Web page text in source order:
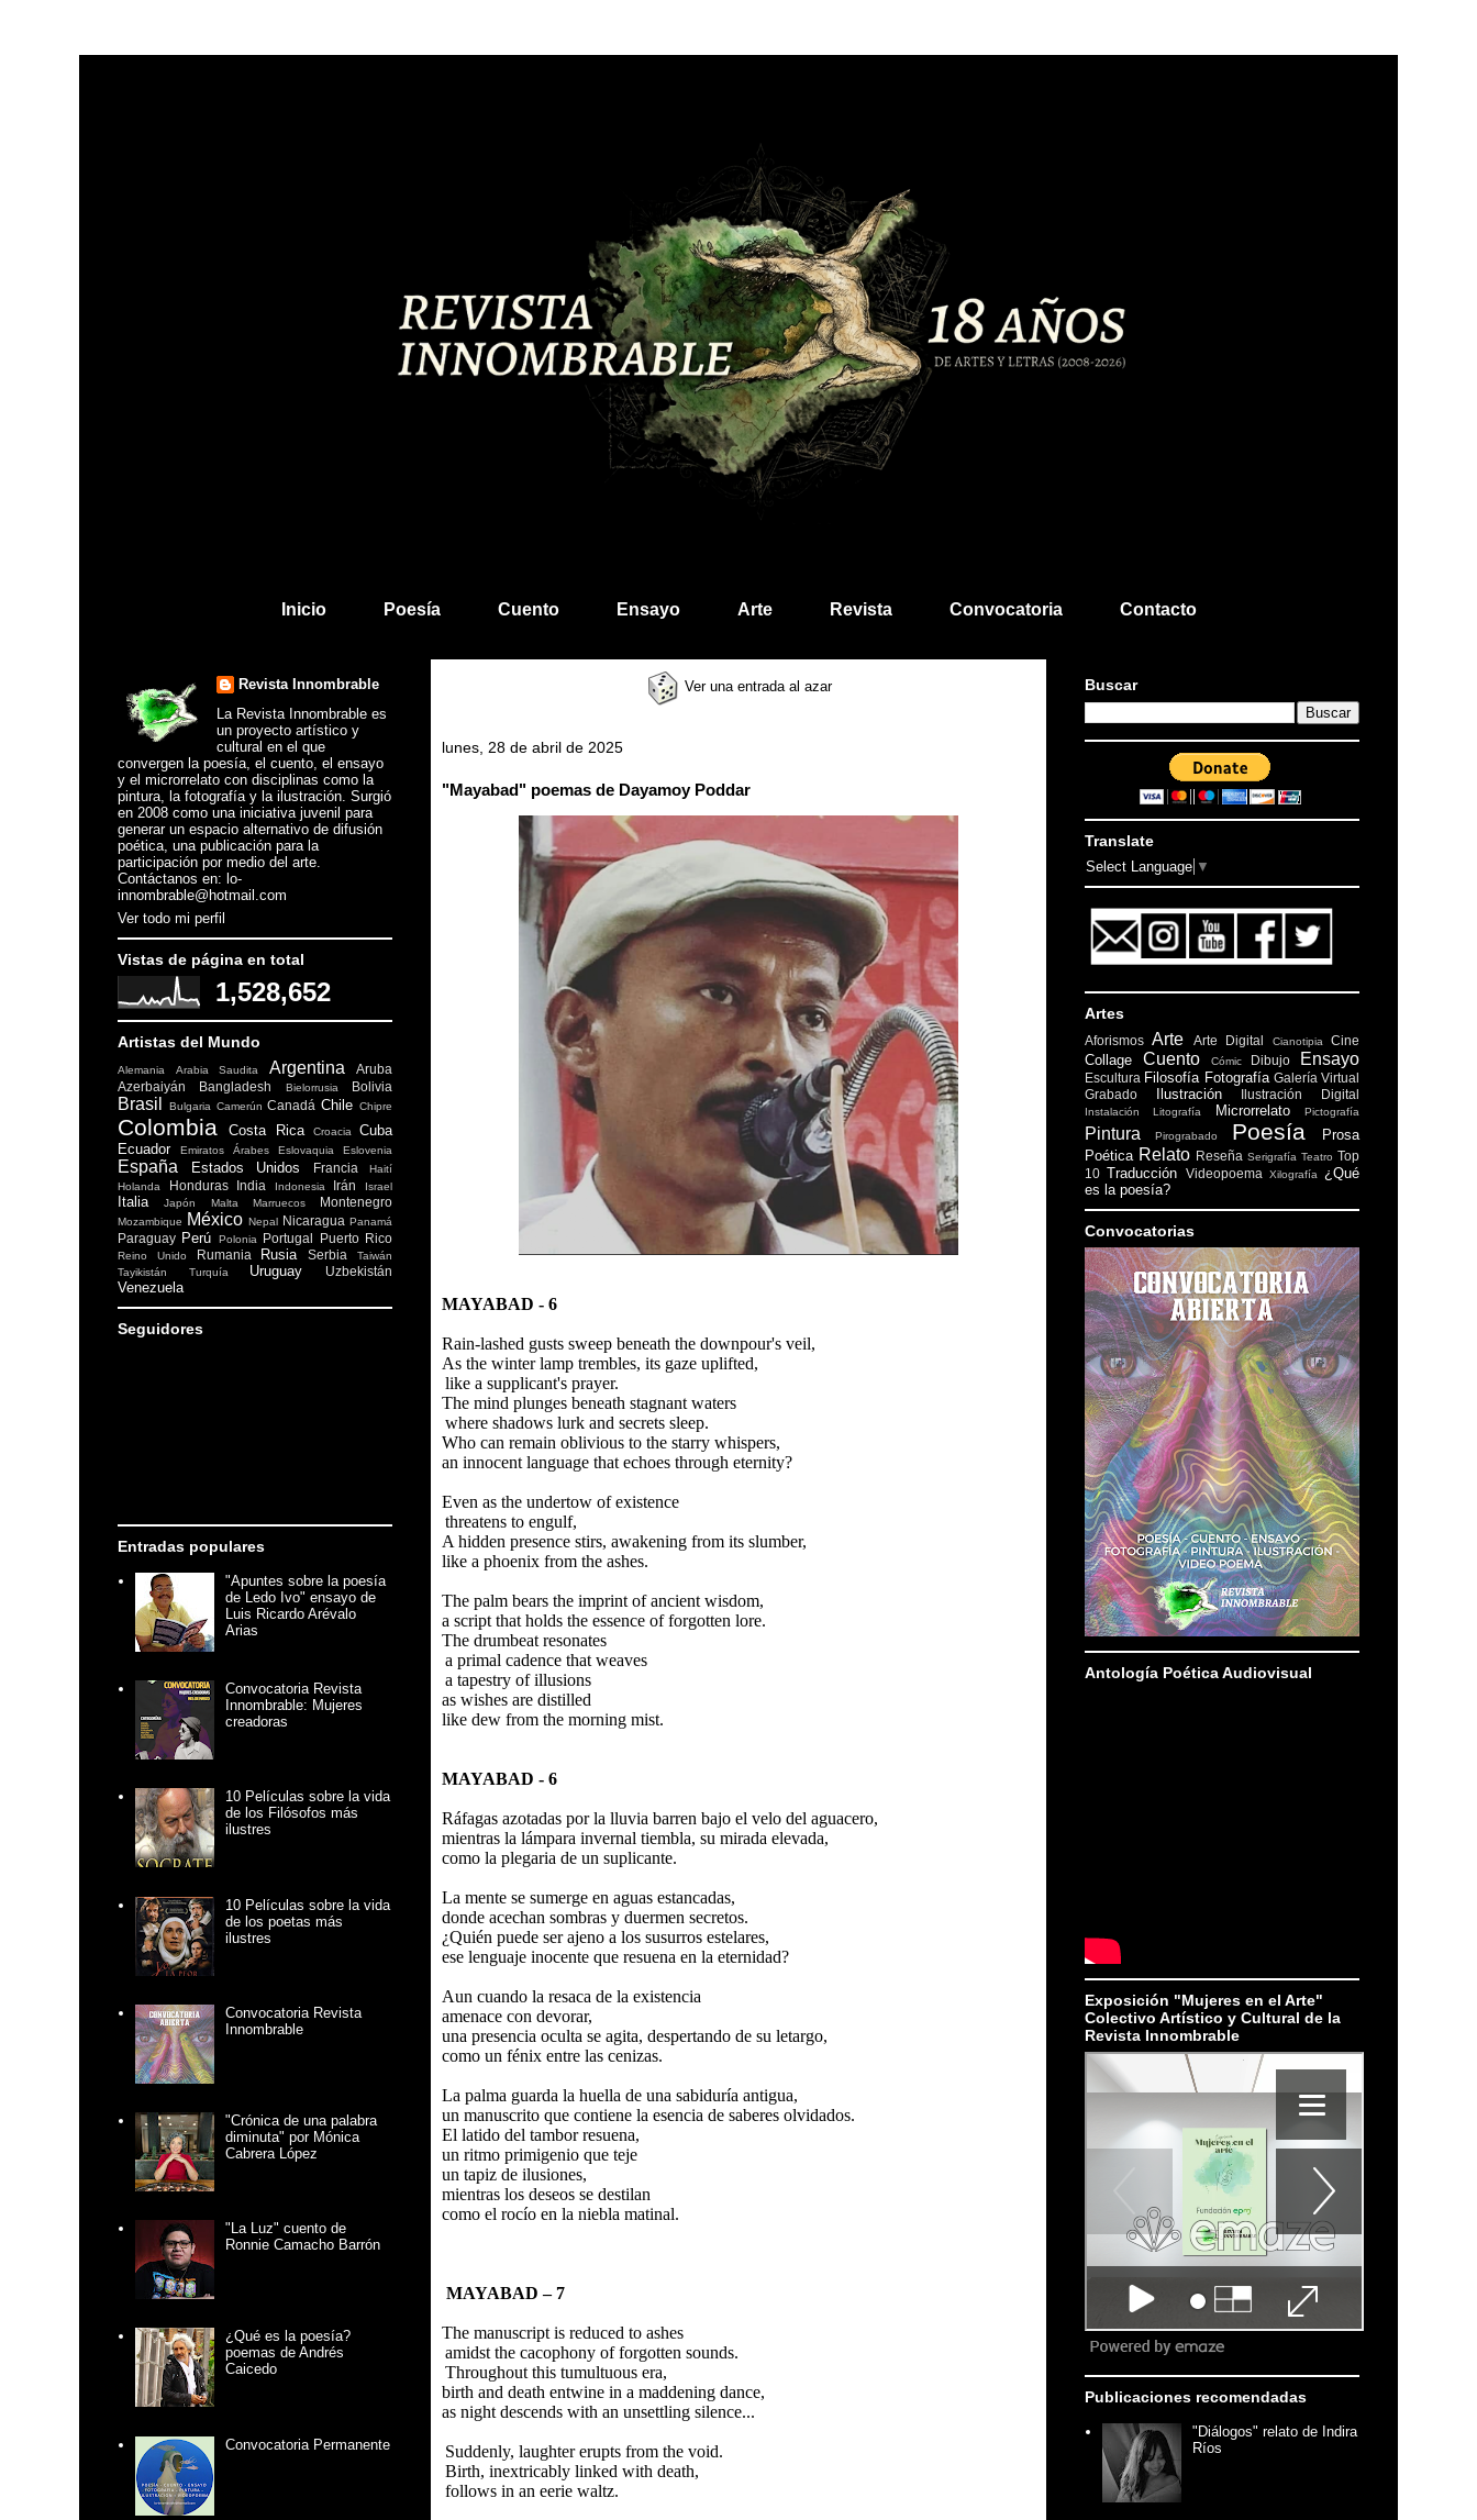
Inicio Poesía Cuento Ensayo Arte Revista Convocatoria Contacto
Ver una entrada al azar
lunes, 28 de abril de 2025
"Mayabad" poemas de Dayamoy Poddar
MAYABAD - 6
Rain-lashed gusts sweep beneath the downpour's veil,
As the winter lamp trembles, its gaze uplifted,
like a supplicant's prayer.
The mind plunges beneath stagnant waters
where shadows lurk and secrets sleep.
Who can remain oblivious to the starry whispers,
an innocent language that echoes through eternity?
Even as the undertow of existence
threatens to engulf,
A hidden presence stirs, awakening from its slumber,
like a phoenix from the ashes.
The palm bears the imprint of ancient wisdom,
a script that holds the essence of forgotten lore.
The drumbeat resonates
a primal cadence that weaves
a tapestry of illusions
as wishes are distilled
like dew from the morning mist.
MAYABAD - 6
Ráfagas azotadas por la lluvia barren bajo el velo del aguacero,
mientras la lámpara invernal tiembla, su mirada elevada,
como la plegaria de un suplicante.
La mente se sumerge en aguas estancadas,
donde acechan sombras y duermen secretos.
¿Quién puede ser ajeno a los susurros estelares,
ese lenguaje inocente que resuena en la eternidad?
Aun cuando la resaca de la existencia
amenace con devorar,
una presencia oculta se agita, despertando de su letargo,
como un fénix entre las cenizas.
La palma guarda la huella de una sabiduría antigua,
un manuscrito que contiene la esencia de saberes olvidados.
El latido del tambor resuena,
un ritmo primigenio que teje
un tapiz de ilusiones,
mientras los deseos se destilan
como el rocío en la niebla matinal.
MAYABAD – 7
The manuscript is reduced to ashes
amidst the cacophony of forgotten sounds.
Throughout this tumultuous era,
birth and death entwine in a maddening dance,
as night descends with an unsettling silence...
Suddenly, laughter erupts from the void.
Birth, inextricably linked with death,
follows in an eerie waltz.
Revista Innombrable
La Revista Innombrable es
un proyecto artístico y
cultural en el que
convergen la poesía, el cuento, el ensayo
y el microrrelato con disciplinas como la
pintura, la fotografía y la ilustración. Surgió
en 2008 como una iniciativa juvenil para
generar un espacio alternativo de difusión
poética, una publicación para la
participación por medio del arte.
Contáctanos en: lo-
innombrable@hotmail.com
Ver todo mi perfil
Vistas de página en total
1,528,652
Artistas del Mundo
Alemania Arabia Saudita Argentina
Aruba
Azerbaiyán
Bangladesh Bielorrusia Bolivia
Brasil Bulgaria Camerún Canadá Chile Chipre
Colombia Costa Rica Croacia
Cuba
Ecuador
Emiratos Árabes Eslovaquia Eslovenia
España Estados Unidos Francia
Haití
Holanda
Honduras India Indonesia Irán Israel
Italia Japón Malta Marruecos Montenegro
Mozambique México Nepal Nicaragua Panamá
Paraguay Perú Polonia Portugal Puerto Rico
Reino Unido Rumania Rusia Serbia
Taiwán
Tayikistán
Turquía Uruguay Uzbekistán
Venezuela
Seguidores
Entradas populares
"Apuntes sobre la poesía
de Ledo Ivo" ensayo de
Luis Ricardo Arévalo
Arias
Convocatoria Revista
Innombrable: Mujeres
creadoras
10 Películas sobre la vida
de los Filósofos más
ilustres
10 Películas sobre la vida
de los poetas más
ilustres
Convocatoria Revista
Innombrable
"Crónica de una palabra
diminuta" por Mónica
Cabrera López
"La Luz" cuento de
Ronnie Camacho Barrón
¿Qué es la poesía?
poemas de Andrés
Caicedo
Convocatoria Permanente
Buscar
Translate
Select Language ▼
Artes
Aforismos Arte Arte Digital Cianotipia Cine
Collage Cuento Cómic Dibujo Ensayo
Escultura Filosofía Fotografía Galería Virtual
Grabado
Ilustración Ilustración Digital
Instalación Litografía Microrrelato Pictografía
Pintura Pirograbado Poesía
Prosa
Poética Relato Reseña Serigrafía Teatro Top
10 Traducción Videopoema Xilografía
¿Qué
es la poesía?
Convocatorias
Antología Poética Audiovisual
Exposición "Mujeres en el Arte"
Colectivo Artístico y Cultural de la
Revista Innombrable
Publicaciones recomendadas
"Diálogos" relato de Indira
Ríos